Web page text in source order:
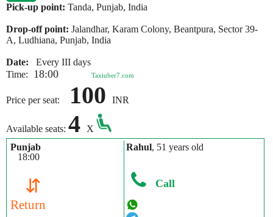
Pick-up point: Tanda, Punjab, India
Drop-off point: Jalandhar, Karam Colony, Beantpura, Sector 39-
A, Ludhiana, Punjab, India
Date:
Every III days
Time:
18:00 Taxiuber7.com
Price per seat: 100 INR
Available seats: 4
X
Punjab
18:00
⇵
Return
Rahul, 51 years old
Call